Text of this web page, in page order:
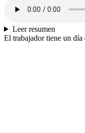
Leer resumen
El trabajador tiene un día